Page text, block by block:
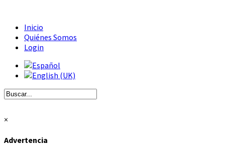
Inicio
Quiénes Somos
Login
×
Advertencia